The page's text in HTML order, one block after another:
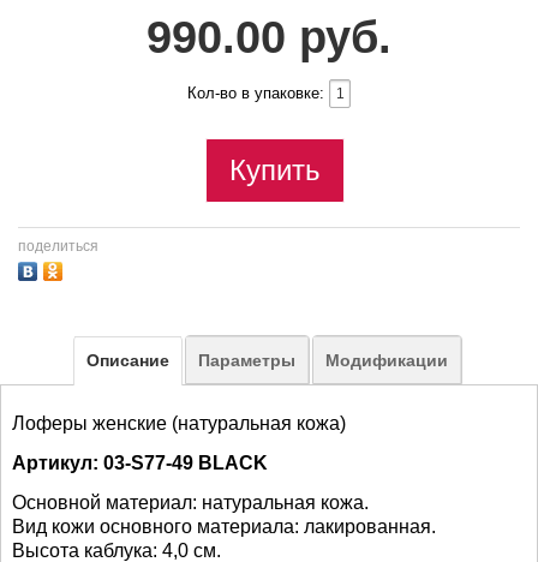
990.00 руб.
Кол-во в упаковке:
Купить
поделиться
Описание Параметры Модификации
Лоферы женские (натуральная кожа)
Артикул: 03-S77-49 BLACK
Основной материал: натуральная кожа.
Вид кожи основного материала: лакированная.
Высота каблука: 4,0 см.